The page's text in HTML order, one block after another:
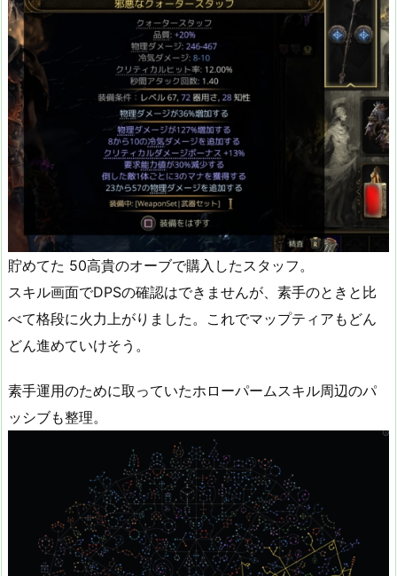
貯めてた 50高貴のオーブで購入したスタッフ。
スキル画面でDPSの確認はできませんが、素手のときと比
べて格段に火力上がりました。これでマップティアもどん
どん進めていけそう。
素手運用のために取っていたホローパームスキル周辺のパ
ッシブも整理。